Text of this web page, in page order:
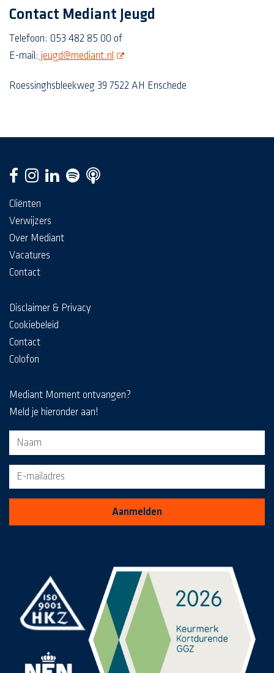
Contact Mediant Jeugd
Telefoon: 053 482 85 00 of
E-mail: jeugd@mediant.nl opent nieuw scherm
Roessinghsbleekweg 39 7522 AH Enschede
Cliënten
Verwijzers
Over Mediant
Vacatures
Contact
Disclaimer & Privacy
Cookiebeleid
Contact
Colofon
Mediant Moment ontvangen?
Meld je hieronder aan!
Aanmeldformulier voor de MediaKrant
Aanmelden